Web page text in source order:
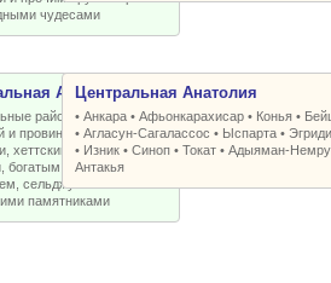
чудесами
Анатолия
районы Турции со
и провинциальными
хеттскими и античными
богатым византийским
сельджукскими и
памятниками
Центральная Анатолия
•Анкара •Афьонкарахисар • Конья •
•Агласун-Сагалассос • Ыспарта •
• Изник •Синоп •Токат •Адыяман-
Антакья